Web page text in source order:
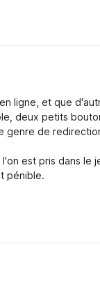
ligne, et que
deux petits
genre de
est pris dans le
pénible.